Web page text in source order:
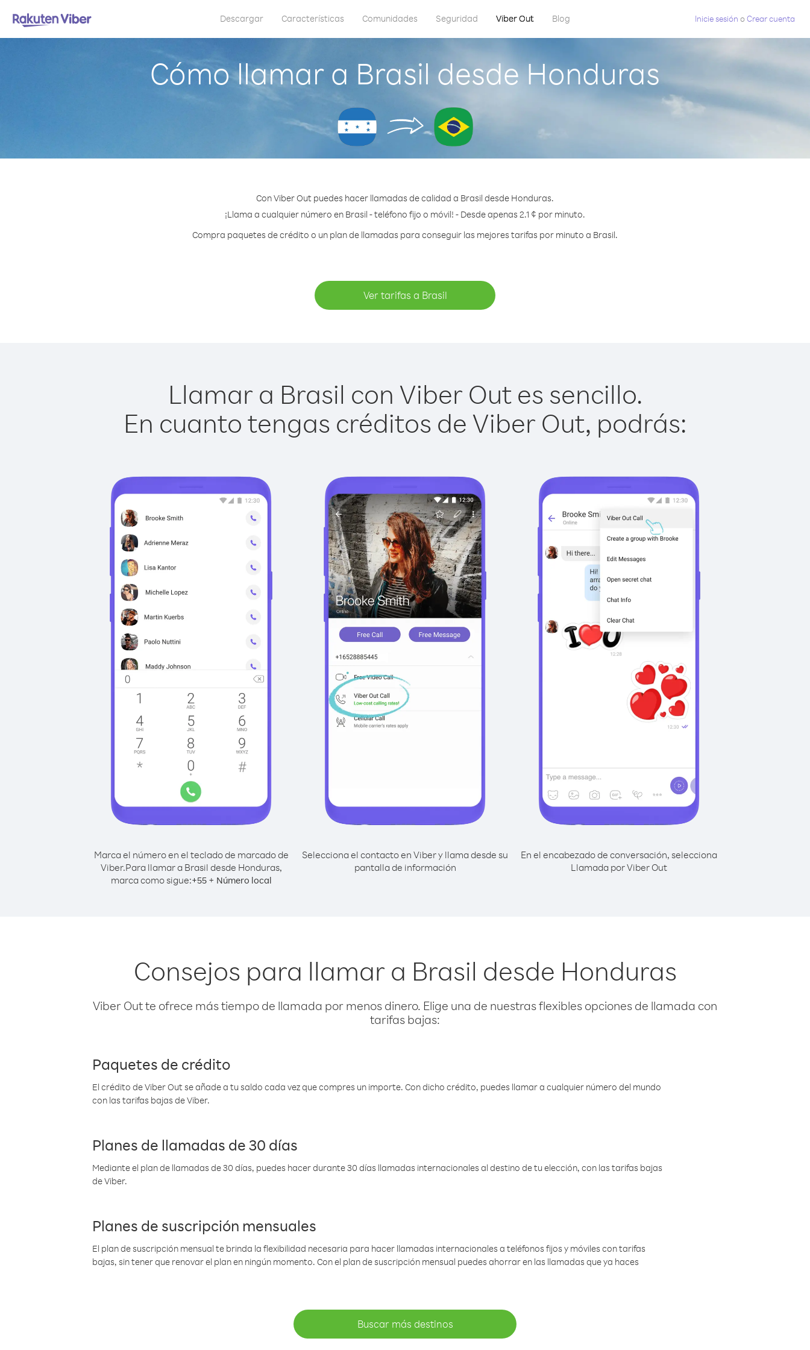
Descargar Características Comunidades Seguridad Viber Out Blog Inicie sesión oCrear cuenta
Cómo llamar a Brasil desde Honduras
Con Viber Out puedes hacer llamadas de calidad a Brasil desde Honduras.
¡Llama a cualquier número en Brasil - teléfono fijo o móvil! - Desde apenas 2.1 ¢ por minuto.
Compra paquetes de crédito o un plan de llamadas para conseguir las mejores tarifas por minuto a Brasil.
Ver tarifas a Brasil
Llamar a Brasil con Viber Out es sencillo.
En cuanto tengas créditos de Viber Out, podrás:
Marca el número en el teclado de marcado de
Viber.Para llamar a Brasil desde Honduras,
marca como sigue:+55+ Número local
Selecciona el contacto en Viber y llama desde su
pantalla de información
En el encabezado de conversación, selecciona
Llamada por Viber Out
Consejos para llamar a Brasil desde Honduras
Viber Out te ofrece más tiempo de llamada por menos dinero. Elige una de nuestras flexibles opciones de llamada con
tarifas bajas:
Paquetes de crédito
El crédito de Viber Out se añade a tu saldo cada vez que compres un importe. Con dicho crédito, puedes llamar a cualquier número del mundo
con las tarifas bajas de Viber.
Planes de llamadas de 30 días
Mediante el plan de llamadas de 30 días, puedes hacer durante 30 días llamadas internacionales al destino de tu elección, con las tarifas bajas
de Viber.
Planes de suscripción mensuales
El plan de suscripción mensual te brinda la flexibilidad necesaria para hacer llamadas internacionales a teléfonos fijos y móviles con tarifas
bajas, sin tener que renovar el plan en ningún momento. Con el plan de suscripción mensual puedes ahorrar en las llamadas que ya haces
Buscar más destinos